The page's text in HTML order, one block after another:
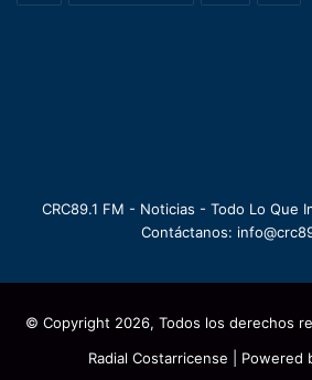
CRC89.1 FM - Noticias - Todo Lo Que
Contáctanos:
© Copyright 2026, Todos los derechos
Radial Costarricense | Powered